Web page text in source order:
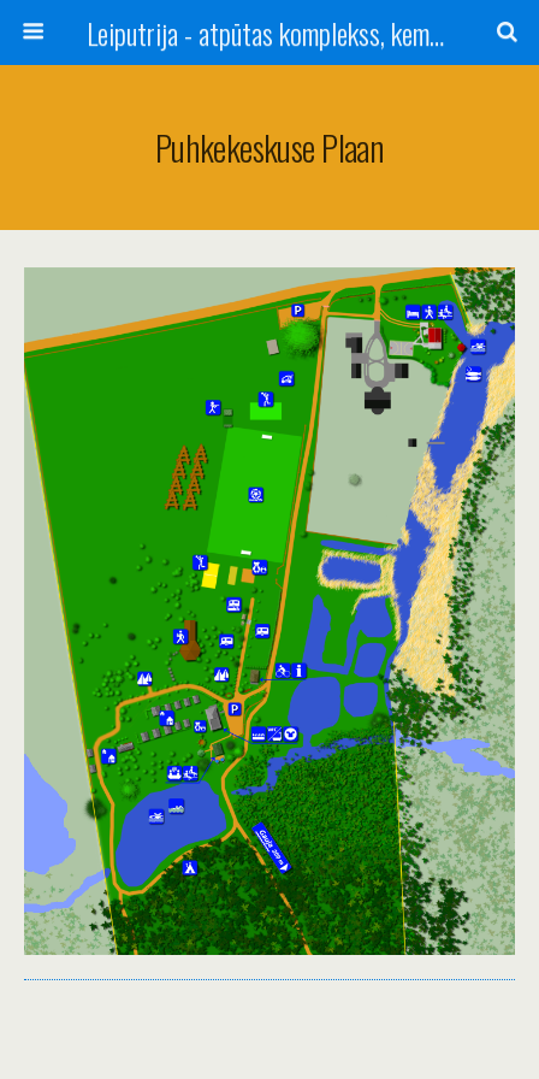
Leiputrija - atpūtas komplekss, kempings, viesu nams pie Rīgas / Camping, caravan site, bed and breakfast near Riga / Camping, caravanas, bungalows Letonia / Campingplatz, Caravanpark, Zimmer in Lettland / Kемпинг и гостевой дом к Риги
Puhkekeskuse Plaan